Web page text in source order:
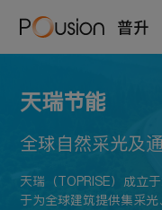
天瑞节能
全球自然采光及
天瑞（TOPRISE）成立
于为全球建筑提供集采光